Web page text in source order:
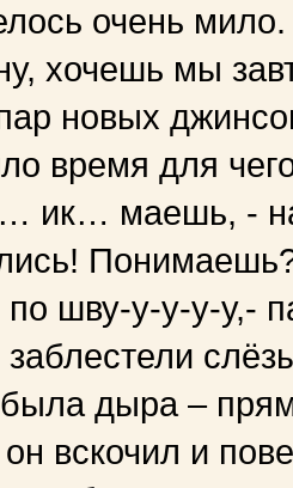
очень мило.
хочешь мы
новых
время для
ик… маешь, -
шву-у-у-у-у,-
заблестели
дыра –
вскочил и